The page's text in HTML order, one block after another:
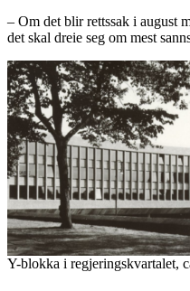
– Om det blir rettssak i august
det skal dreie seg om mest
Y-blokka i regjeringskvartalet,